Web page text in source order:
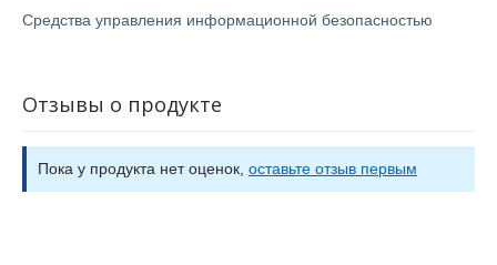
Средства управления информационной безопасностью
Отзывы о продукте
Пока у продукта нет оценок, оставьте отзыв первым